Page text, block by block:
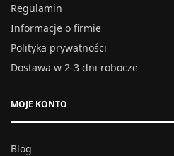
Regulamin
Informacje o firmie
Polityka prywatności
Dostawa w 2-3 dni robocze
MOJE KONTO
Blog